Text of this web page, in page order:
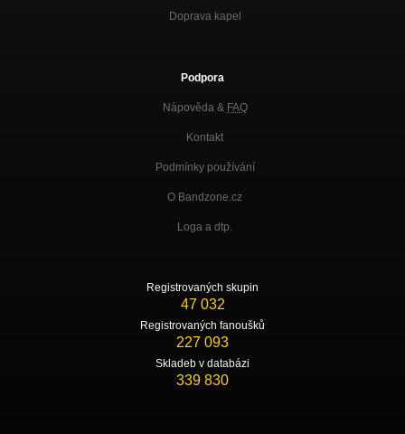
Doprava kapel
Podpora
Nápověda & FAQ
Kontakt
Podmínky používání
O Bandzone.cz
Loga a dtp.
Registrovaných skupin
47 032
Registrovaných fanoušků
227 093
Skladeb v databázi
339 830